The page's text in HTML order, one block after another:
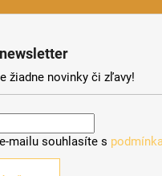
žiadne novinky či zľavy!
mailu souhlasíte s